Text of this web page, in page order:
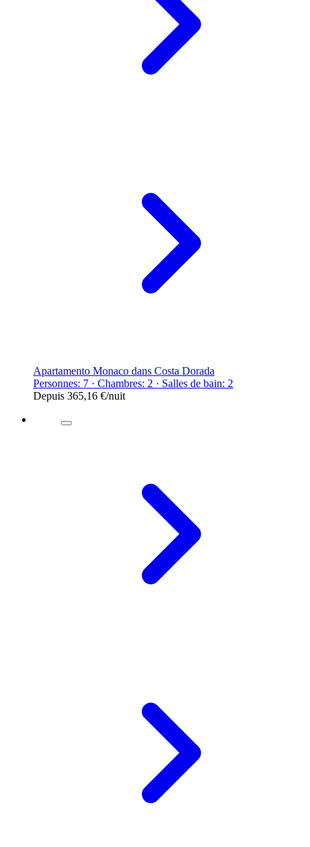
Apartamento Monaco dans Costa Dorada
Personnes: 7 · Chambres: 2 · Salles de bain: 2
Depuis 365,16 €/nuit